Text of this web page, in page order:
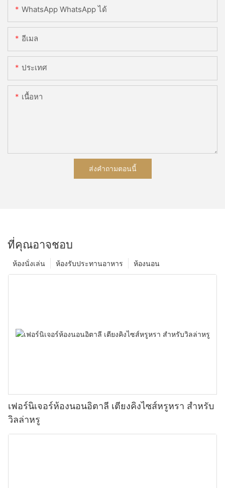
WhatsApp WhatsApp ได้
อีเมล
ประเทศ
เนื้อหา
ส่งคำถามตอนนี้
ที่คุณอาจชอบ
ห้องนอน
ห้องรับประทานอาหาร
ห้องนั่งเล่น
เฟอร์นิเจอร์ห้องนอนอิตาลี เตียงคิงไซส์หรูหรา สำหรับ
วิลล่าหรู